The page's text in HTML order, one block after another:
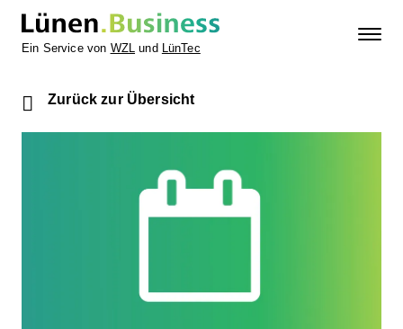
Ein Service von WZL und LünTec
Zurück zur Übersicht